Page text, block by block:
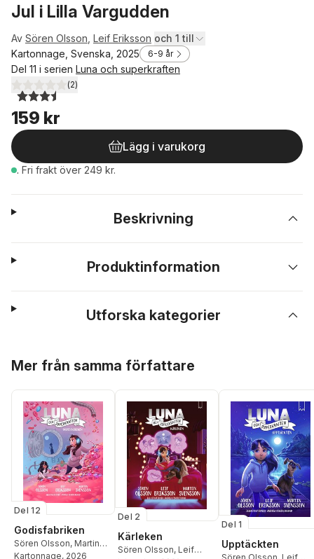
Jul i Lilla Vargudden
Av Sören Olsson Leif Eriksson och 1 till
Kartonnage, Svenska, 2025
6-9 år
Del 11 i serien Luna och superkraften
3,5utav 5 stjärnor. Totalt antal röster:
(2)
159 kr
Lägg i varukorg
. Fri frakt över 249 kr.
Beskrivning
Produktinformation
Utforska kategorier
Mer från samma författare
Del 12
Godisfabriken
Sören Olsson, Martin
Svensson,Leif
Kartonnage, 2026
Del 2
Kärleken
Sören Olsson, Leif
Del 1
Upptäckten